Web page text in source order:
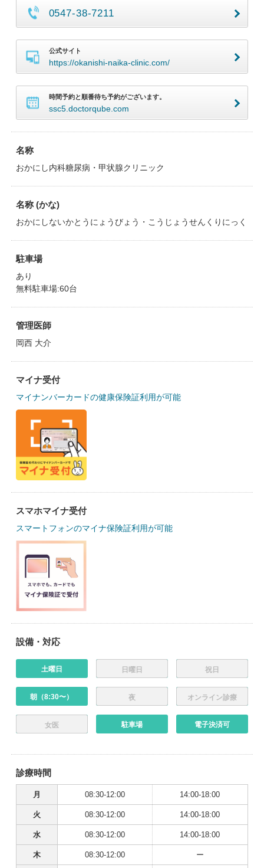
0547-38-7211
公式サイト
https://okanishi-naika-clinic.com/
時間予約と順番待ち予約がございます。
ssc5.doctorqube.com
名称
おかにし内科糖尿病・甲状腺クリニック
名称 (かな)
おかにしないかとうにょうびょう・こうじょうせんくりにっく
駐車場
あり
無料駐車場:60台
管理医師
岡西 大介
マイナ受付
マイナンバーカードの健康保険証利用が可能
スマホマイナ受付
スマートフォンのマイナ保険証利用が可能
設備・対応
土曜日 日曜日 祝日
朝（8:30〜） 夜 オンライン診療
女医 駐車場 電子決済可
診療時間
月 08:30-12:00 14:00-18:00
火 08:30-12:00 14:00-18:00
水 08:30-12:00 14:00-18:00
木 08:30-12:00 ー